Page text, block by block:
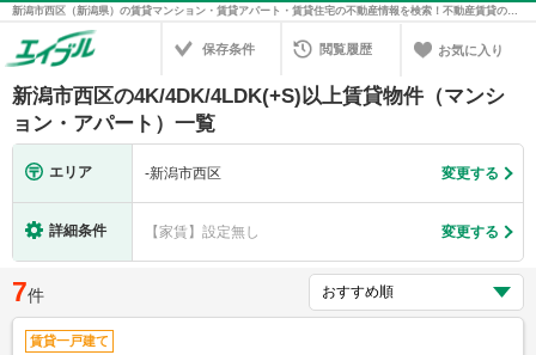
新潟市西区（新潟県）の賃貸マンション・賃貸アパート・賃貸住宅の不動産情報を検索！不動産賃貸の物件探しは、お部屋探しのエイブル
保存条件 閲覧履歴 お気に入り
新潟市西区の4K/4DK/4LDK(+S)以上賃貸物件（マンシ
ョン・アパート）一覧
エリア -新潟市西区 変更する
詳細条件 【家賃】設定無し 変更する
7件
賃貸一戸建て